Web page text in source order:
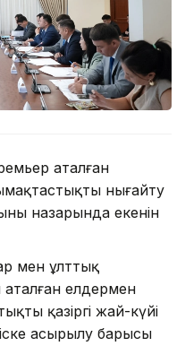
аталған
нығайту
назарында екенін
мен ұлттық
елдермен
қазіргі жай-күйі
асырылу барысы